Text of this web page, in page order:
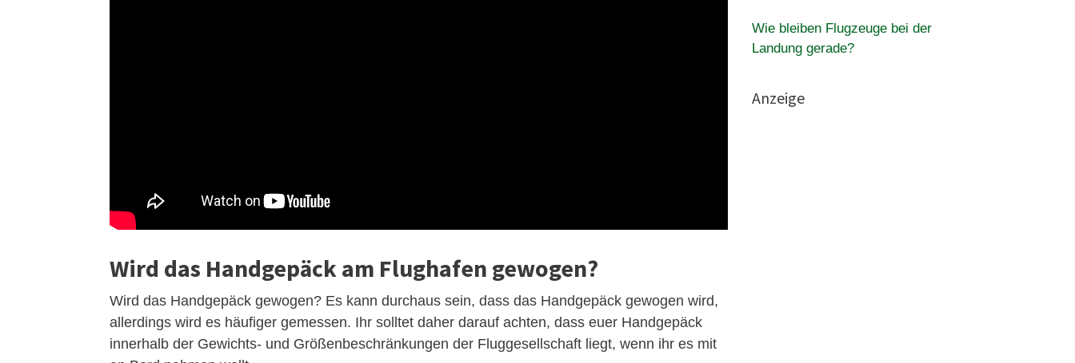
Wird das Handgepäck am Flughafen gewogen?
Wird das Handgepäck gewogen? Es kann durchaus sein, dass das Handgepäck gewogen wird,
allerdings wird es häufiger gemessen. Ihr solltet daher darauf achten, dass euer Handgepäck
innerhalb der Gewichts- und Größenbeschränkungen der Fluggesellschaft liegt, wenn ihr es mit
Wie bleiben Flugzeuge bei der
Landung gerade?
Anzeige